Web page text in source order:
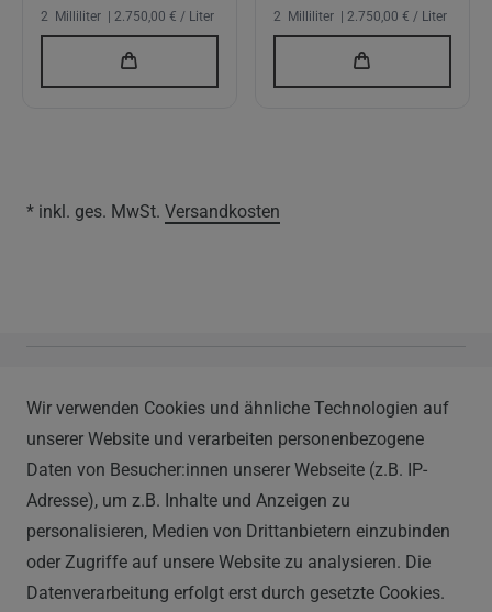
2 Milliliter | 2.750,00 € / Liter
2 Milliliter | 2.750,00 € / Liter
* inkl. ges. MwSt. Versandkosten
Im Hülsenfeld 9
40721 Hilden
0212 520-82 100
info@vapor-handel.de
Montag - Freitag, 09:00 - 16:00
Wir verwenden Cookies und ähnliche Technologien auf
unserer Website und verarbeiten personenbezogene
Daten von Besucher:innen unserer Webseite (z.B. IP-
Adresse), um z.B. Inhalte und Anzeigen zu
personalisieren, Medien von Drittanbietern einzubinden
oder Zugriffe auf unsere Website zu analysieren. Die
Datenverarbeitung erfolgt erst durch gesetzte Cookies.